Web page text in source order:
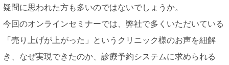
疑問に思われた方も多いのではないでしょうか。
今回のオンラインセミナーでは、弊社で多くいただいている
「売り上げが上がった」というクリニック様のお声を紐解
き、なぜ実現できたのか、診療予約システムに求められる